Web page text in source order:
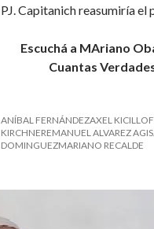
PJ. Capitanich reasumiría
Escuchá a MAriano
Cuantas
ANÍBAL FERNÁNDEZAXEL
KIRCHNEREMANUEL ALVAREZ
DOMINGUEZMARIANO RECALDE